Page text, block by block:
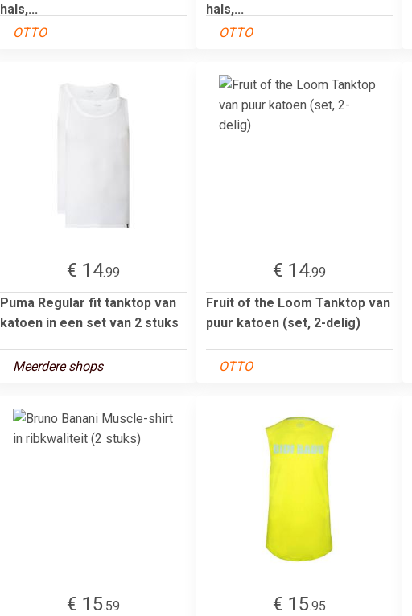
hals,...
OTTO
hals,...
OTTO
€ 14.99
Puma Regular fit tanktop van
katoen in een set van 2 stuks
Meerdere shops
€ 14.99
Fruit of the Loom Tanktop van
puur katoen (set, 2-delig)
OTTO
€ 15.59
€ 15.95